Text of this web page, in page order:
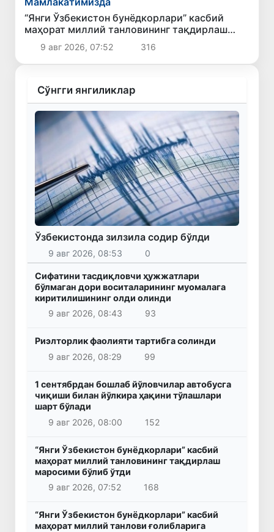
“Янги Ўзбекистон бунёдкорлари” касбий
маҳорат миллий танловининг тақдирлаш
маросими бўлиб ўтди
9 авг 2026, 07:52 316
Сўнгги янгиликлар
Ўзбекистонда зилзила содир бўлди
9 авг 2026, 08:53 0
Сифатини тасдиқловчи ҳужжатлари
бўлмаган дори воситаларининг муомалага
киритилишининг олди олинди
9 авг 2026, 08:43
93
Риэлторлик фаолияти тартибга солинди
9 авг 2026, 08:29
99
1 сентябрдан бошлаб йўловчилар автобусга
чиқиши билан йўлкира ҳақини тўлашлари
шарт бўлади
9 авг 2026, 08:00
152
“Янги Ўзбекистон бунёдкорлари” касбий
маҳорат миллий танловининг тақдирлаш
маросими бўлиб ўтди
9 авг 2026, 07:52
168
“Янги Ўзбекистон бунёдкорлари” касбий
маҳорат миллий танлови ғолибларига